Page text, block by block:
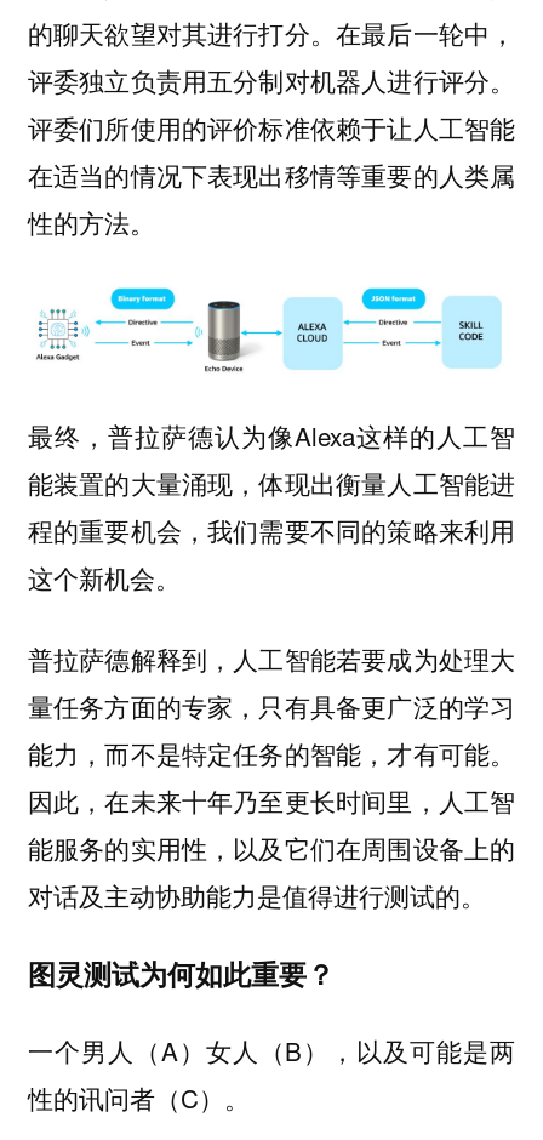
的聊天欲望对其进行打分。在最后一轮中，
评委独立负责用五分制对机器人进行评分。
评委们所使用的评价标准依赖于让人工智能
在适当的情况下表现出移情等重要的人类属
性的方法。
最终，普拉萨德认为像Alexa这样的人工智
能装置的大量涌现，体现出衡量人工智能进
程的重要机会，我们需要不同的策略来利用
这个新机会。
普拉萨德解释到，人工智能若要成为处理大
量任务方面的专家，只有具备更广泛的学习
能力，而不是特定任务的智能，才有可能。
因此，在未来十年乃至更长时间里，人工智
能服务的实用性，以及它们在周围设备上的
对话及主动协助能力是值得进行测试的。
图灵测试为何如此重要？
一个男人（A）女人（B），以及可能是两
性的讯问者（C）。